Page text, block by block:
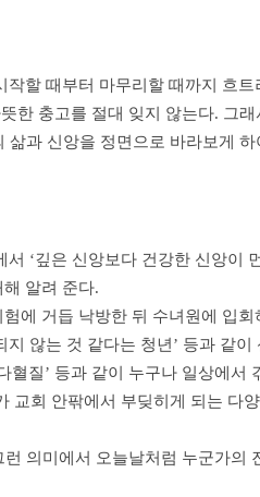
할 때부터 마무리할 때까지 흐
한 충고를 절대 잊지 않는다. 그
과 신앙을 정면으로 바라보게
‘깊은 신앙보다 건강한 신앙이
알려 준다.
에 거듭 낙방한 뒤 수녀원에 입
않는 것 같다는 청년’ 등과 같
혈질’ 등과 같이 누구나 일상에
회 안팎에서 부딪히게 되는 다
의미에서 오늘날처럼 누군가의